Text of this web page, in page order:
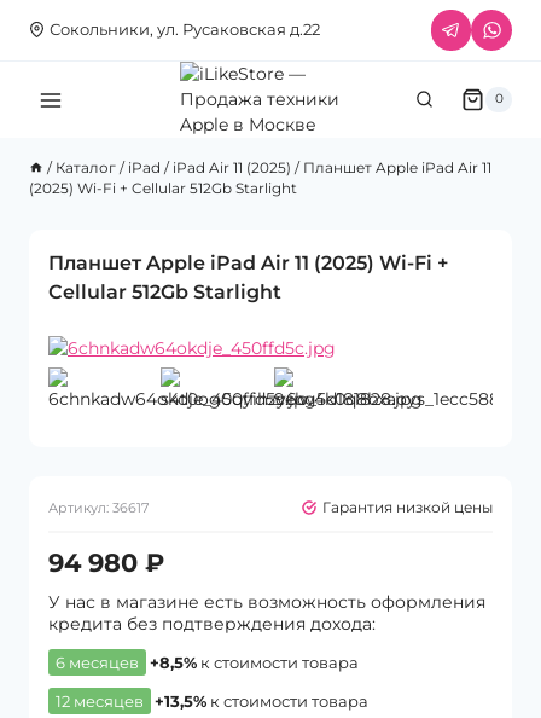
Сокольники, ул. Русаковская д.22
0
/ Каталог / iPad / iPad Air 11 (2025) / Планшет Apple iPad Air 11
(2025) Wi-Fi + Cellular 512Gb Starlight
Планшет Apple iPad Air 11 (2025) Wi-Fi +
Cellular 512Gb Starlight
Артикул: 36617 Гарантия низкой цены
94 980 ₽
У нас в магазине есть возможность оформления
кредита без подтверждения дохода:
6 месяцев +8,5% к стоимости товара
12 месяцев
+13,5% к стоимости товара